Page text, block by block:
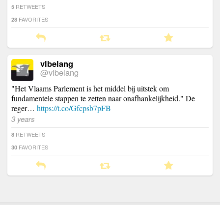
5 RETWEETS
28 FAVORITES
vlbelang
@vlbelang
"Het Vlaams Parlement is het middel bij uitstek om
fundamentele stappen te zetten naar onafhankelijkheid." De
reger… https://t.co/Gfcpsb7pFB
3 years
8 RETWEETS
30 FAVORITES